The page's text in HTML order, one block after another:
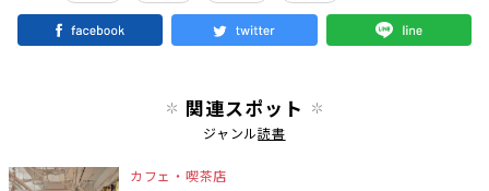
関連スポット
ジャンル読書
カフェ・喫茶店